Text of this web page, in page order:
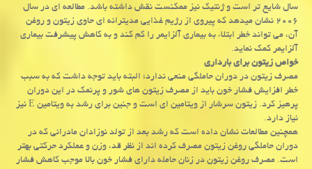
سال شایع تر است و ژنتیک نیز ممکنست نقش داشته باشد. مطالعه ای در سال
۲۰۰۶ نشان میدهد که پیروی از رژیم غذایی مدیترانه ای حاوی زیتون و روغن
آن، می تواند خطر ابتلاء به بیماری آلزایمر را کم کند و به کاهش پیشرفت بیماری
آلزایمر کمک نماید.
خواص زیتون برای بارداری
مصرف زیتون در دوران حاملگی منعی ندارد؛ البته باید توجه داشت که به سبب
خطر افزایش فشار خون باید از مصرف زیتون های شور و پرنمک در این دوران
پرهیز کرد. زیتون سرشار از ویتامین ای است و جنین برای رشد به ویتامین E نیز
نیاز دارد.
همچنین مطالعات نشان داده است که رشد بعد از تولد نوزادان مادرانی که در
دوران حاملگی روغن زیتون مصرف کرده اند از نظر قد، وزن و عملکرد حرکتی بهتر
است. مصرف روغن زیتون در زنان حامله دارای فشار خون بالا موجب کاهش فشار